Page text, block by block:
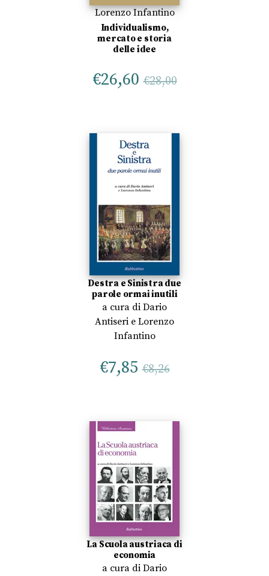
Lorenzo Infantino
Individualismo,
mercato e storia
delle idee
€26,60 €28,00
Destra e Sinistra due
parole ormai inutili
a cura di Dario
Antiseri e Lorenzo
Infantino
€7,85 €8,26
La Scuola austriaca di
economia
a cura di Dario